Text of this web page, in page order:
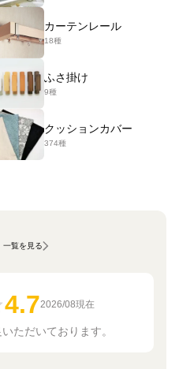
カーテンレール
18種
ふさ掛け
9種
クッションカバー
374種
一覧を見る
4.72026/08現在
ただいております。